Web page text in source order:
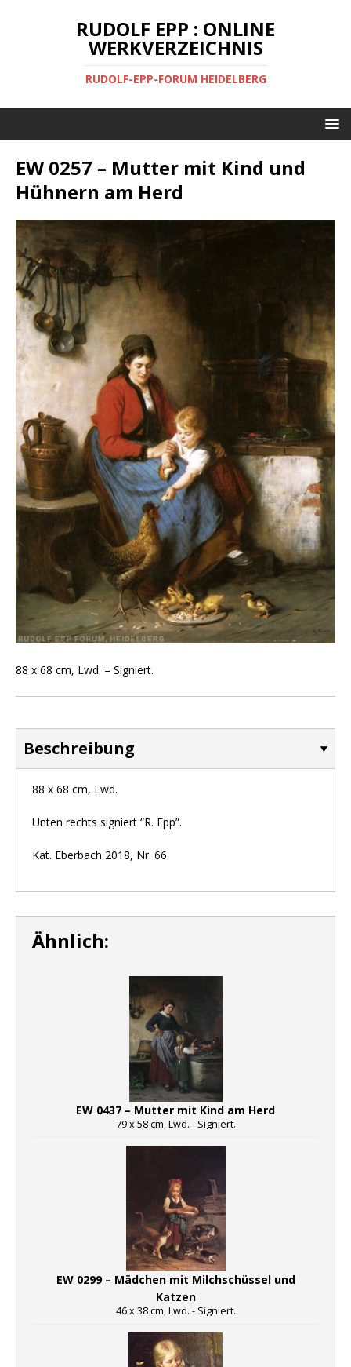
RUDOLF EPP : ONLINE
WERKVERZEICHNIS
RUDOLF-EPP-FORUM HEIDELBERG
EW 0257 – Mutter mit Kind und
Hühnern am Herd
88 x 68 cm, Lwd. – Signiert.
Beschreibung
88 x 68 cm, Lwd.
Unten rechts signiert “R. Epp”.
Kat. Eberbach 2018, Nr. 66.
Ähnlich:
EW 0437 – Mutter mit Kind am Herd
79 x 58 cm, Lwd. - Signiert.
EW 0299 – Mädchen mit Milchschüssel und
Katzen
46 x 38 cm, Lwd. - Signiert.